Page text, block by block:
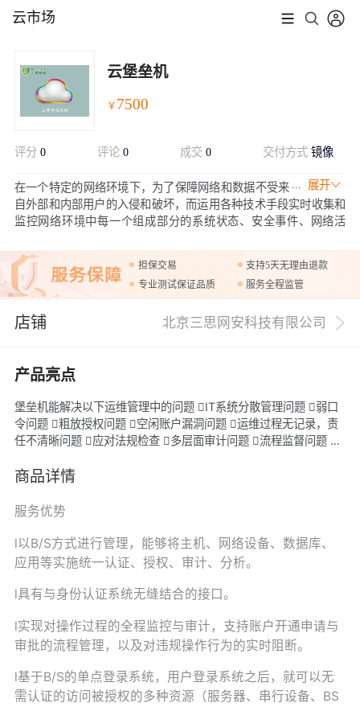
云市场
云堡垒机
￥ 7500
评分 0 评论 0 成交 0 交付方式镜像
展开
在一个特定的网络环境下，为了保障网络和数据不受来
自外部和内部用户的入侵和破坏，而运用各种技术手段实时收集和
监控网络环境中每一个组成部分的系统状态、安全事件、网络活
担保交易
支持5天无理由退款
专业测试保证品质
服务全程监管
店铺 北京三思网安科技有限公司
产品亮点
堡垒机能解决以下运维管理中的问题 IT系统分散管理问题 弱口
令问题 粗放授权问题 空闲账户漏洞问题 运维过程无记录，责
任不清晰问题 应对法规检查 多层面审计问题 流程监督问题 
题 满足4A的管理要求
商品详情
服务优势
l以B/S方式进行管理，能够将主机、网络设备、数据库、
应用等实施统一认证、授权、审计、分析。
l具有与身份认证系统无缝结合的接口。
l实现对操作过程的全程监控与审计，支持账户开通申请与
审批的流程管理，以及对违规操作行为的实时阻断。
l基于B/S的单点登录系统，用户登录系统之后，就可以无
需认证的访问被授权的多种资源（服务器、串行设备、 BS